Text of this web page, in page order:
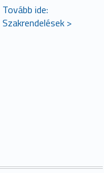
Tovább ide:
Szakrendelések >